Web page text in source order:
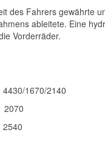
des Fahrers gewährte
ableitete. Eine
Vorderräder.
2140